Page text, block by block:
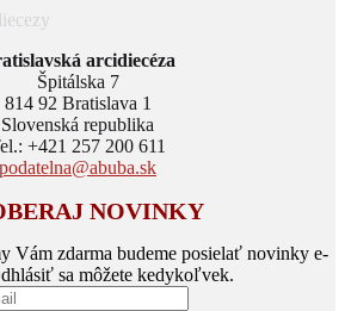
arcidiecéza
Špitálska 7
814 92 Bratislava 1
Slovenská republika
+421 257 200 611
podatelna@abuba.sk
NOVINKY
Vám zdarma budeme posielať novinky e-
sa môžete kedykoľvek.